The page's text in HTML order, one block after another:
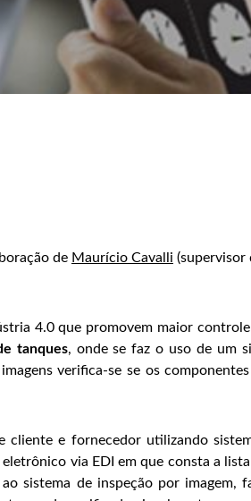
de Maurício Cavalli (supervisor
4.0 que promovem maior
tanques, onde se faz o uso de um
verifica-se se os
cliente e fornecedor utilizando
via EDI em que consta a
sistema de inspeção por